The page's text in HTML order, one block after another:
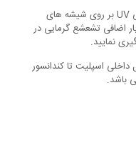
با نصب پوشش نامریی آنتی رفلکس و آنتی UV بر روی شیشه های
اضافی تشعشع گرمایی در
نمایید.
اسپلیت تا کندانسور